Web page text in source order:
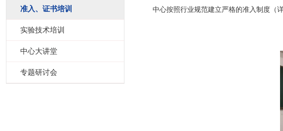
准入、证书培训
实验技术培训
中心大讲堂
专题研讨会
中心按照行业规范建立严格的准入制度（